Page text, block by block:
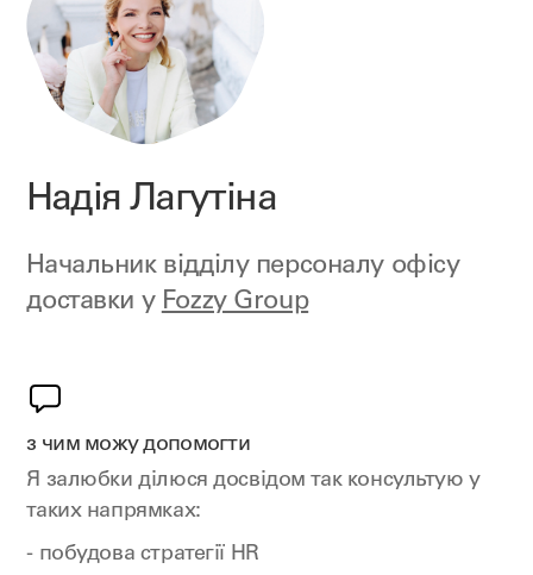
Надія Лагутіна
Начальник відділу персоналу офісу
доставки у Fozzy Group
з чим можу допомогти
Я залюбки ділюся досвідом так консультую у
таких напрямках:
- побудова стратегії HR